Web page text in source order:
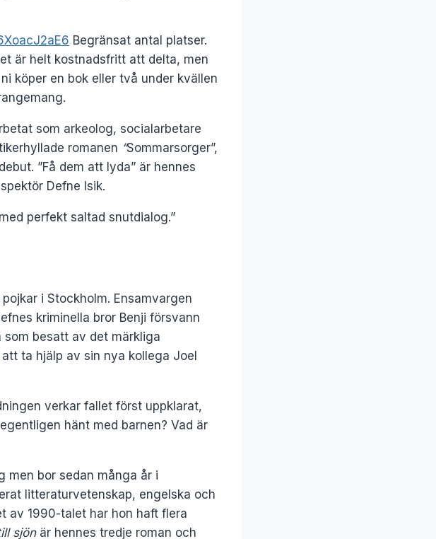
Begränsat antal platser.
är helt kostnadsfritt att delta, men
köper en bok eller två under kvällen
som arkeolog, socialarbetare
romanen ”Sommarsorger”,
”Få dem att lyda” är hennes
Defne Isik.
perfekt saltad snutdialog.”
i Stockholm. Ensamvargen
kriminella bror Benji försvann
som besatt av det märkliga
ta hjälp av sin nya kollega Joel
verkar fallet först uppklarat,
hänt med barnen? Vad är
men bor sedan många år i
litteraturvetenskap, engelska och
av 1990-talet har hon haft flera
sjönär hennes tredje roman och